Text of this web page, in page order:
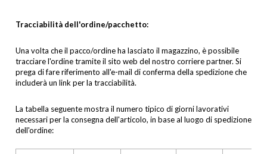
Tracciabilità dell'ordine/pacchetto:
Una volta che il pacco/ordine ha lasciato il magazzino, è possibile
tracciare l'ordine tramite il sito web del nostro corriere partner. Si
prega di fare riferimento all'e-mail di conferma della spedizione che
includerà un link per la tracciabilità.
La tabella seguente mostra il numero tipico di giorni lavorativi
necessari per la consegna dell'articolo, in base al luogo di spedizione
dell'ordine: